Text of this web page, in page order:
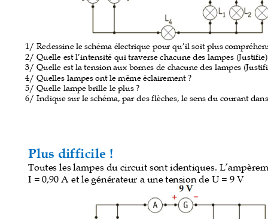
1/ Redessine le schéma électrique pour qu’il soit plus compréh
2/ Quelle est l’intensité qui traverse chacune des lampes
3/ Quelle est la tension aux bornes de chacune des lampes
4/ Quelles lampes ont le même éclairement ?
5/ Quelle lampe brille le plus ?
6/ Indique sur le schéma, par des flèches, le sens du courant
Plus difficile !
Toutes les lampes du circuit sont identiques. L’
I = 0,90 A et le générateur a une tension de U = 9 V